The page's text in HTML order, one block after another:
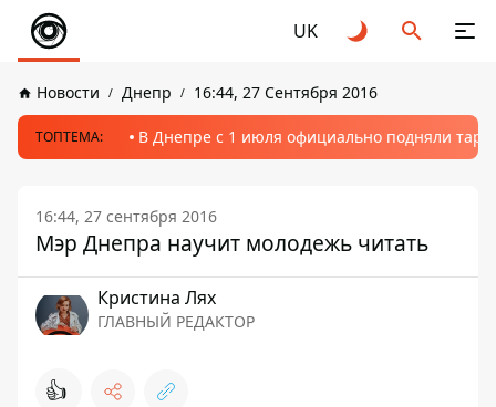
UK
Новости Днепр 16:44, 27 Сентября 2016
ТОПТЕМА: В Днепре с 1 июля официально подняли
16:44, 27 сентября 2016
Мэр Днепра научит молодежь читать
Кристина Лях
ГЛАВНЫЙ РЕДАКТОР
👍